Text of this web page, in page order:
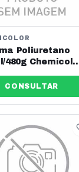
Poliuretano
480g
CONSULTAR